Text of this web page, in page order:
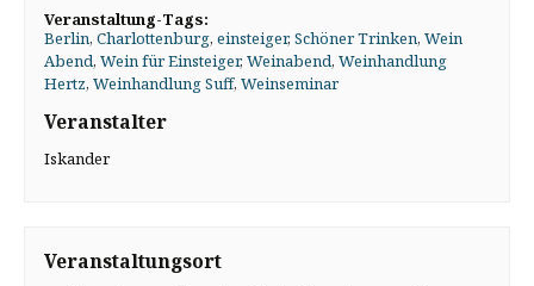
Veranstaltung-Tags:
Berlin,Charlottenburg,einsteiger,Schöner Trinken,Wein
Abend,Wein für Einsteiger,Weinabend,Weinhandlung
Hertz,Weinhandlung Suff,Weinseminar
Veranstalter
Iskander
Veranstaltungsort